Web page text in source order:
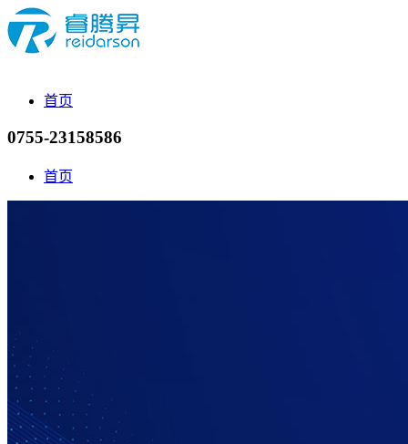
首页
0755-23158586
首页